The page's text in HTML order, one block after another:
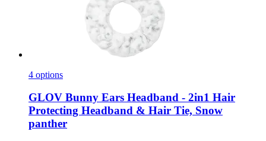
4 options
GLOV Bunny Ears Headband -​ 2in1 Hair
Protecting Headband & Hair Tie, Snow
panther